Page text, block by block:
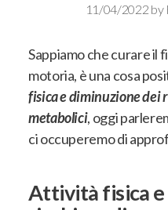
11/04/2022 by
Sappiamo che curare il
motoria, è una cosa
fisica e diminuzione dei
metabolici, oggi
ci occuperemo di
Attività fisica